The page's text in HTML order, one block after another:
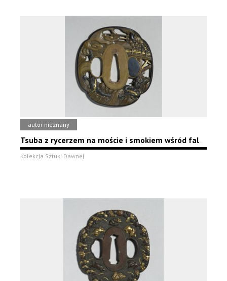
autor nieznany
Tsuba z rycerzem na moście i smokiem wśród fal
Kolekcja Sztuki Dawnej